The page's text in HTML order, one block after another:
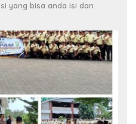
yang bisa anda isi dan